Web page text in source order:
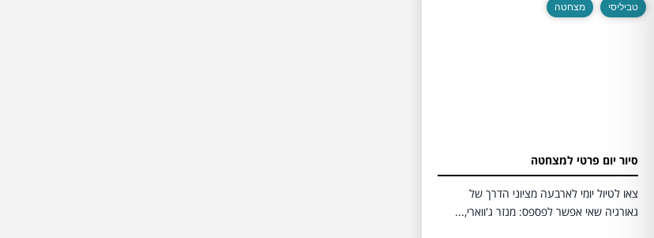
טביליסי מצחטה
סיור יום פרטי למצחטה
צאו לטיול יומי לארבעה מציוני הדרך של
גאורגיה שאי אפשר לפספס: מנזר ג'ווארי,...